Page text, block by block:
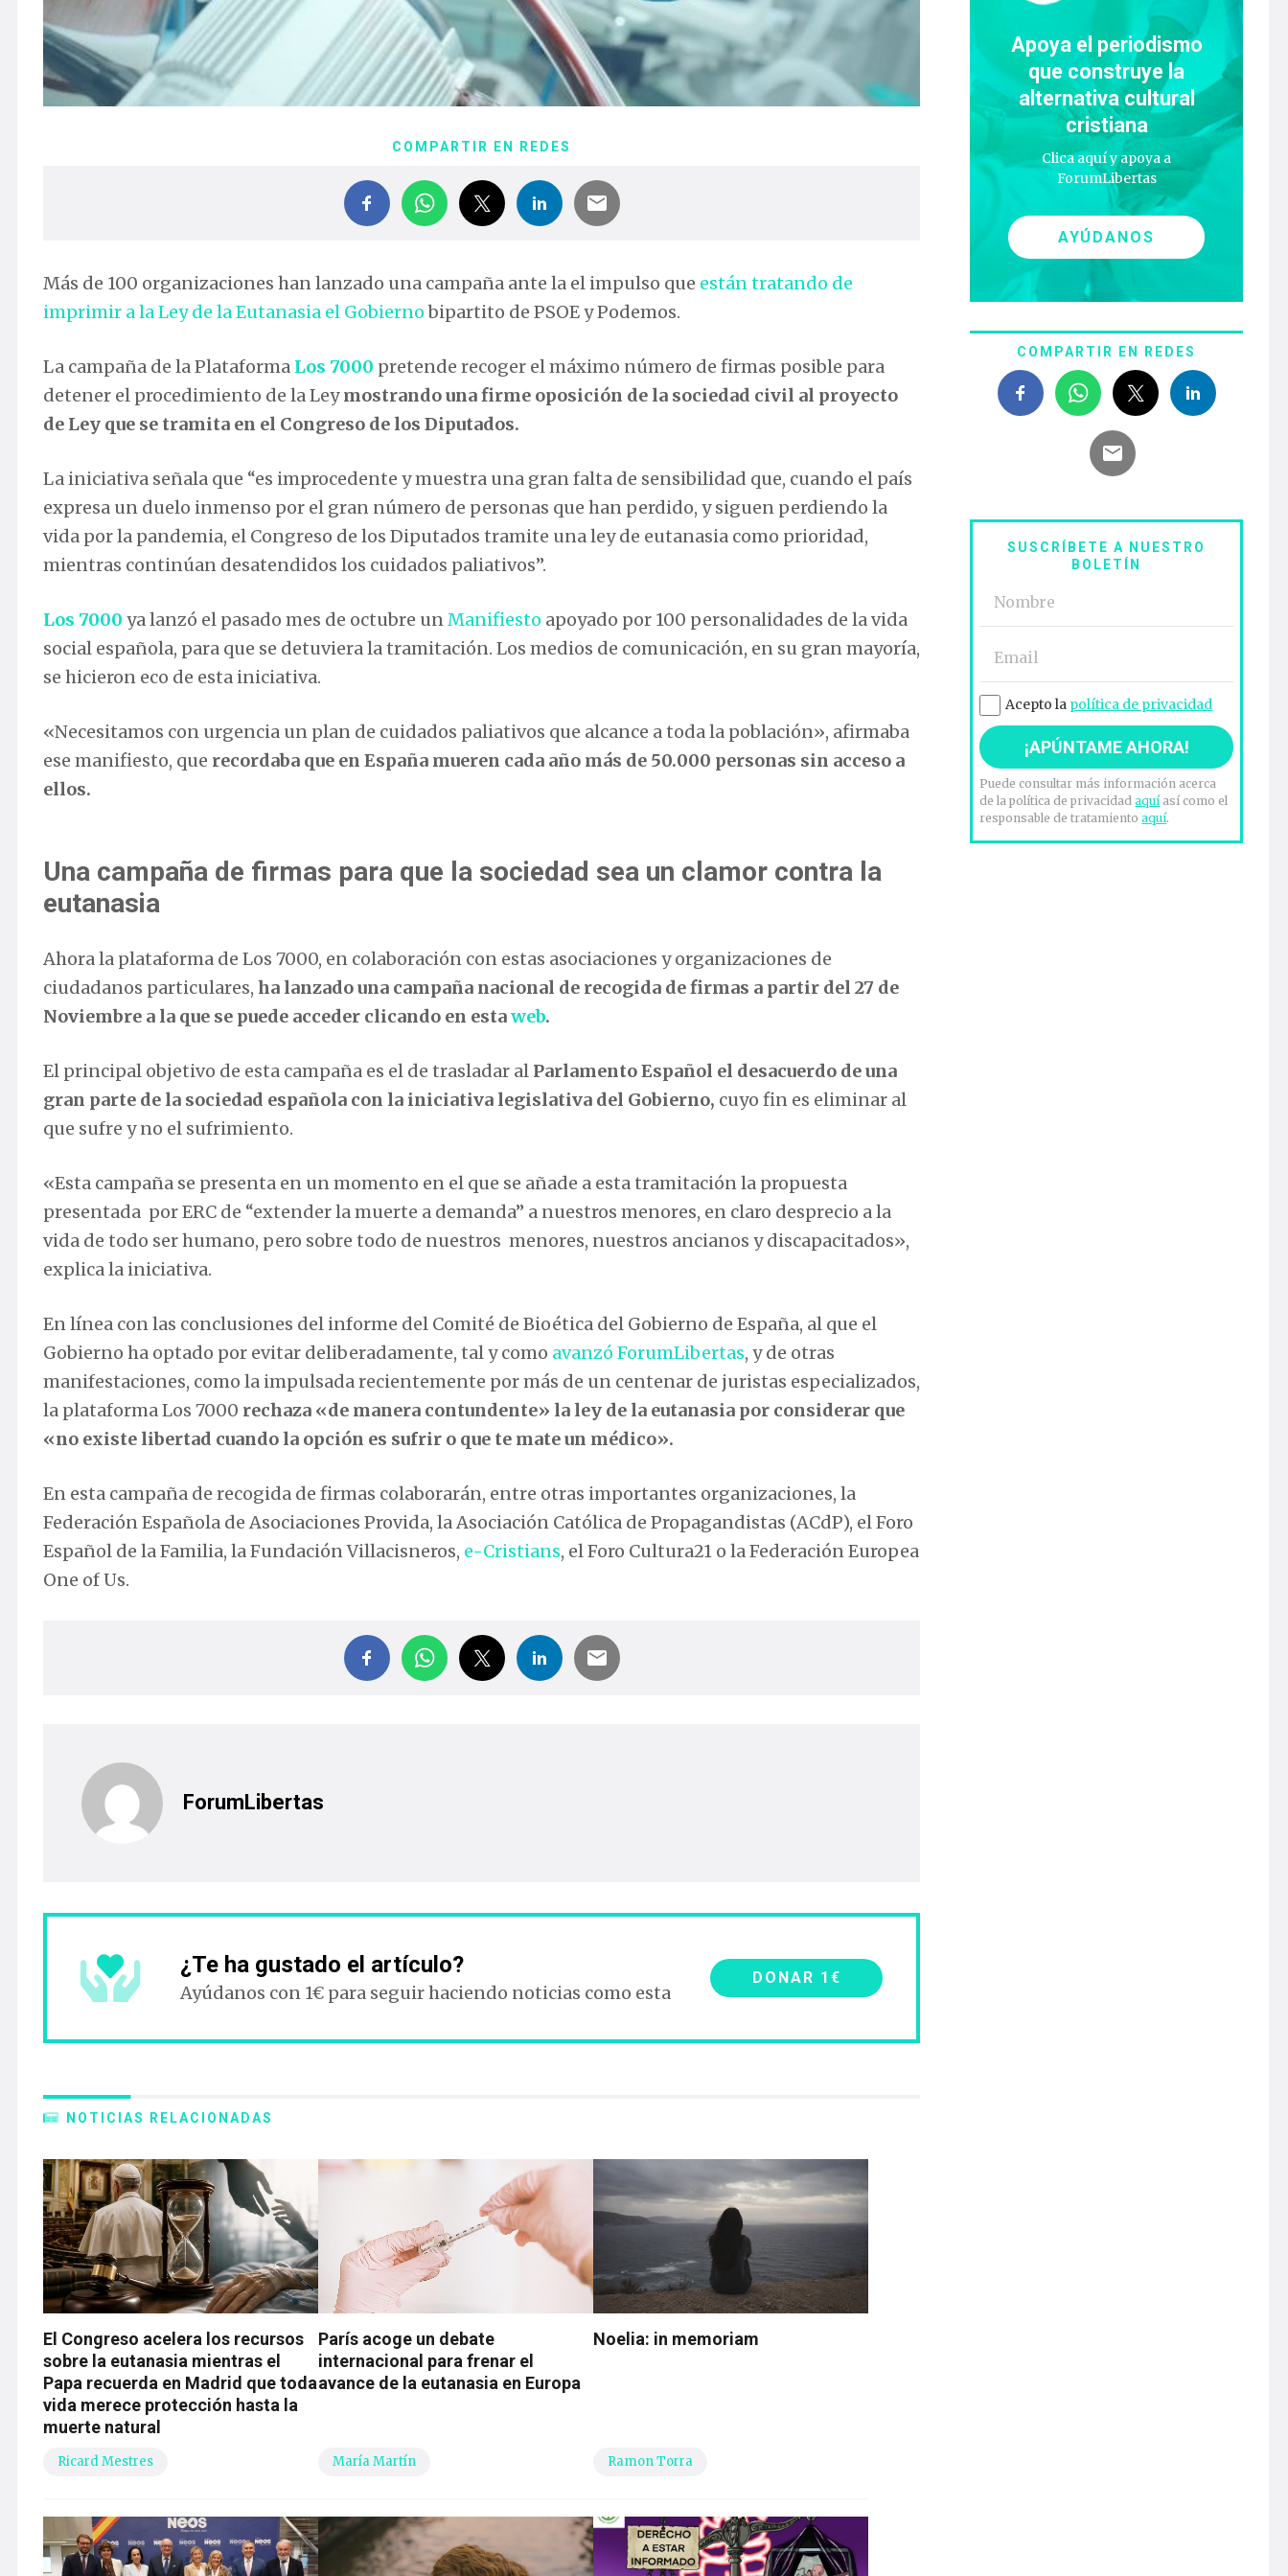
COMPARTIR EN REDES
Más de 100 organizaciones han lanzado una campaña ante la el impulso que están tratando de
imprimir a la Ley de la Eutanasia el Gobiernobipartito de PSOE y Podemos.
La campaña de la Plataforma Los 7000 pretende recoger el máximo número de firmas posible para
detener el procedimiento de la Leymostrando una firme oposición de la sociedad civil al proyecto
de Ley que se tramita en el Congreso de los Diputados.
La iniciativa señala que “es improcedente y muestra una gran falta de sensibilidad que, cuando el país
expresa un duelo inmenso por el gran número de personas que han perdido, y siguen perdiendo la
vida por la pandemia, el Congreso de los Diputados tramite una ley de eutanasia como prioridad,
mientras continúan desatendidos los cuidados paliativos”.
Los 7000 ya lanzó el pasado mes de octubre unManifiesto apoyado por 100 personalidades de la vida
social española, para que se detuviera la tramitación. Los medios de comunicación, en su gran mayoría,
se hicieron eco de esta iniciativa.
«Necesitamos con urgencia un plan de cuidados paliativos que alcance a toda la población», afirmaba
ese manifiesto, que recordaba que en España mueren cada año más de 50.000 personas sin acceso a
ellos.
Una campaña de firmas para que la sociedad sea un clamor contra la
eutanasia
Ahora la plataforma de Los 7000, en colaboración con estas asociaciones y organizaciones de
ciudadanos particulares, ha lanzado una campaña nacional de recogida de firmas a partir del 27 de
Noviembre a la que se puede acceder clicando en estaweb.
El principal objetivo de esta campaña es el de trasladar al Parlamento Español el desacuerdo de una
gran parte de la sociedad española con la iniciativa legislativa del Gobierno, cuyo fin es eliminar al
que sufre y no el sufrimiento.
«Esta campaña se presenta en un momento en el que se añade a esta tramitación la propuesta
presentada por ERC de “extender la muerte a demanda” a nuestros menores, en claro desprecio a la
vida de todo ser humano, pero sobre todo de nuestros menores, nuestros ancianos y discapacitados»,
explica la iniciativa.
En línea con las conclusiones del informe del Comité de Bioética del Gobierno de España, al que el
Gobierno ha optado por evitar deliberadamente, tal y como avanzó ForumLibertas, y de otras
manifestaciones, como la impulsada recientemente por más de un centenar de juristas especializados,
la plataforma Los 7000 rechaza «de manera contundente» la ley de la eutanasia por considerar que
«no existe libertad cuando la opción es sufrir o que te mate un médico».
En esta campaña de recogida de firmas colaborarán, entre otras importantes organizaciones, la
Federación Española de Asociaciones Provida, la Asociación Católica de Propagandistas (ACdP), el Foro
Español de la Familia, la Fundación Villacisneros, e-Cristians, el Foro Cultura21 o la Federación Europea
One of Us.
ForumLibertas
¿Te ha gustado el artículo?
Ayúdanos con 1€ para seguir haciendo noticias como esta
DONAR 1€
NOTICIAS RELACIONADAS
El Congreso acelera los recursos
sobre la eutanasia mientras el
Papa recuerda en Madrid que toda
vida merece protección hasta la
muerte natural
Ricard Mestres
París acoge un debate
internacional para frenar el
avance de la eutanasia en Europa
María Martín
Noelia: in memoriam
Ramon Torra
Apoya el periodismo
que construye la
alternativa cultural
cristiana
Clica aquí y apoya a
ForumLibertas
AYÚDANOS
COMPARTIR EN REDES
SUSCRÍBETE A NUESTRO
BOLETÍN
Acepto la política de privacidad
Puede consultar más información acerca
de la política de privacidadaquíasí como el
responsable de tratamientoaquí.